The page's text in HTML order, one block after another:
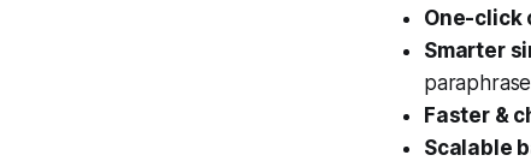
One-click
Smarter
Faster &
Scalable